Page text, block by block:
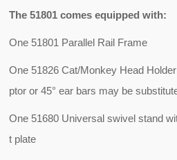
The 51801 comes equipped with:
One 51801 Parallel Rail Frame
One 51826 Cat/Monkey Head
ptor or 45° ear bars may be
One 51680 Universal swivel stand
t plate